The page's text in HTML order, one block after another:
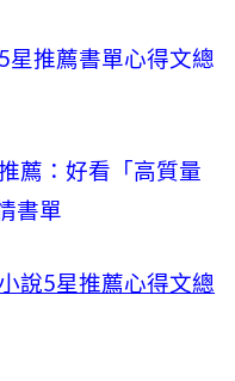
星推薦書單心得文總
薦：好看「高質量
書單
說5星推薦心得文總